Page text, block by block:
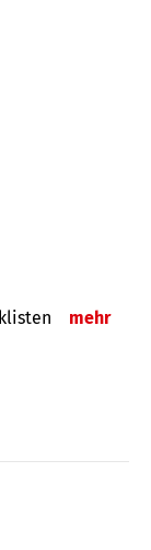
mehr